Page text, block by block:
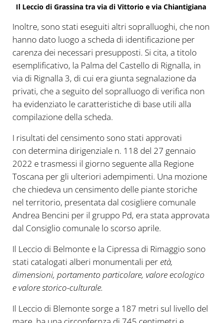
Il Leccio di Grassina tra via di Vittorio e via Chiantigiana
Inoltre, sono stati eseguiti altri sopralluoghi, che non
hanno dato luogo a scheda di identificazione per
carenza dei necessari presupposti. Si cita, a titolo
esemplificativo, la Palma del Castello di Rignalla, in
via di Rignalla 3, di cui era giunta segnalazione da
privati, che a seguito del sopralluogo di verifica non
ha evidenziato le caratteristiche di base utili alla
compilazione della scheda.
I risultati del censimento sono stati approvati
con determina dirigenziale n. 118 del 27 gennaio
2022 e trasmessi il giorno seguente alla Regione
Toscana per gli ulteriori adempimenti. Una mozione
che chiedeva un censimento delle piante storiche
nel territorio, presentata dal cosigliere comunale
Andrea Bencini per il gruppo Pd, era stata approvata
dal Consiglio comunale lo scorso aprile.
Il Leccio di Belmonte e la Cipressa di Rimaggio sono
stati catalogati alberi monumentali per età,
dimensioni, portamento particolare, valore ecologico
e valore storico-culturale.
Il Leccio di Blemonte sorge a 187 metri sul livello del